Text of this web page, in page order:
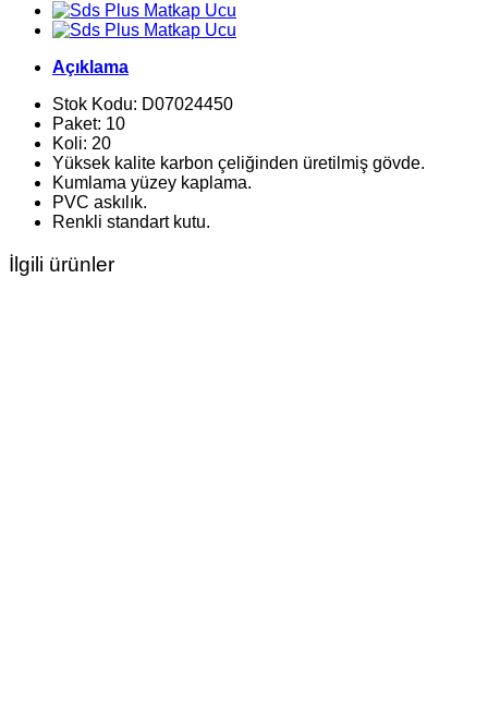
Açıklama
Stok Kodu: D07024450
Paket: 10
Koli: 20
Yüksek kalite karbon çeliğinden üretilmiş gövde.
Kumlama yüzey kaplama.
PVC askılık.
Renkli standart kutu.
İlgili ürünler